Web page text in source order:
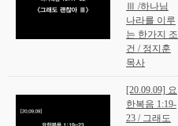
Ⅲ /하나님
나라를 이루
는 한가지 조
건 / 정지훈
목사
[20.09.09] 요
한복음 1:19-
23 / 그래도